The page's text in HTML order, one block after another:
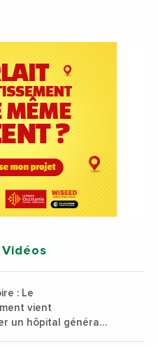
: Le
vient
un hôpital général